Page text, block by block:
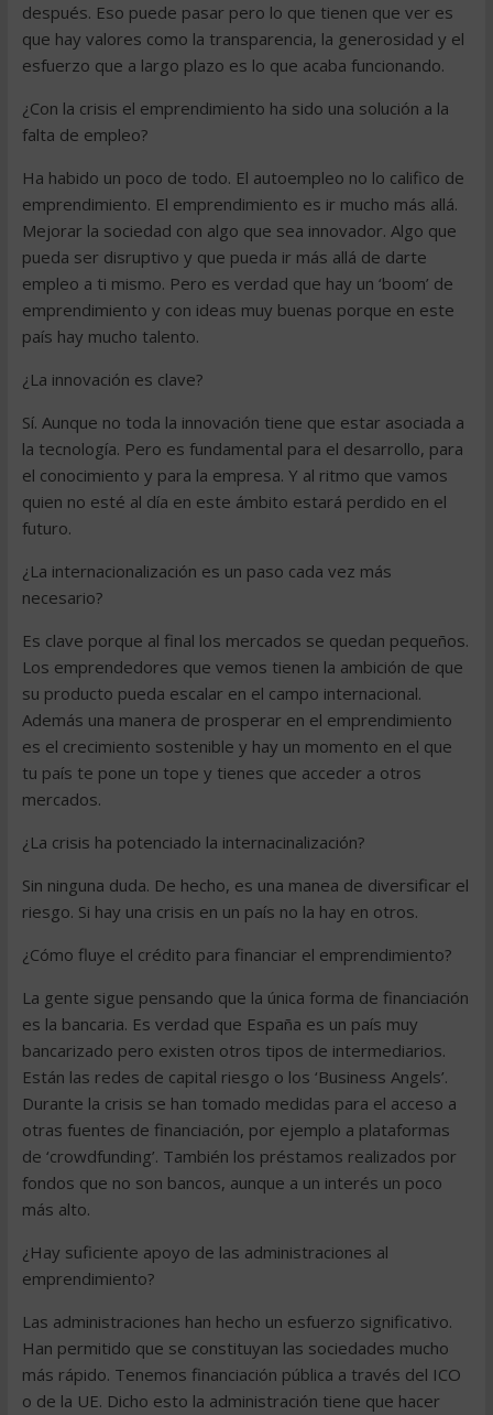
después. Eso puede pasar pero lo que tienen que ver es
que hay valores como la transparencia, la generosidad y el
esfuerzo que a largo plazo es lo que acaba funcionando.
¿Con la crisis el emprendimiento ha sido una solución a la
falta de empleo?
Ha habido un poco de todo. El autoempleo no lo califico de
emprendimiento. El emprendimiento es ir mucho más allá.
Mejorar la sociedad con algo que sea innovador. Algo que
pueda ser disruptivo y que pueda ir más allá de darte
empleo a ti mismo. Pero es verdad que hay un ‘boom’ de
emprendimiento y con ideas muy buenas porque en este
país hay mucho talento.
¿La innovación es clave?
Sí. Aunque no toda la innovación tiene que estar asociada a
la tecnología. Pero es fundamental para el desarrollo, para
el conocimiento y para la empresa. Y al ritmo que vamos
quien no esté al día en este ámbito estará perdido en el
futuro.
¿La internacionalización es un paso cada vez más
necesario?
Es clave porque al final los mercados se quedan pequeños.
Los emprendedores que vemos tienen la ambición de que
su producto pueda escalar en el campo internacional.
Además una manera de prosperar en el emprendimiento
es el crecimiento sostenible y hay un momento en el que
tu país te pone un tope y tienes que acceder a otros
mercados.
¿La crisis ha potenciado la internacinalización?
Sin ninguna duda. De hecho, es una manea de diversificar el
riesgo. Si hay una crisis en un país no la hay en otros.
¿Cómo fluye el crédito para financiar el emprendimiento?
La gente sigue pensando que la única forma de financiación
es la bancaria. Es verdad que España es un país muy
bancarizado pero existen otros tipos de intermediarios.
Están las redes de capital riesgo o los ‘Business Angels’.
Durante la crisis se han tomado medidas para el acceso a
otras fuentes de financiación, por ejemplo a plataformas
de ‘crowdfunding’. También los préstamos realizados por
fondos que no son bancos, aunque a un interés un poco
más alto.
¿Hay suficiente apoyo de las administraciones al
emprendimiento?
Las administraciones han hecho un esfuerzo significativo.
Han permitido que se constituyan las sociedades mucho
más rápido. Tenemos financiación pública a través del ICO
o de la UE. Dicho esto la administración tiene que hacer